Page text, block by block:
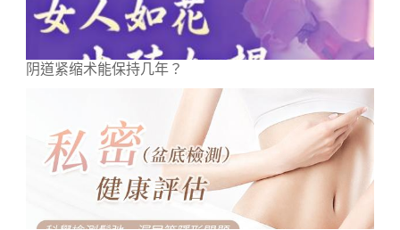
阴道紧缩术能保持几年？